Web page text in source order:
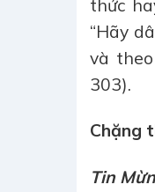
thức
“Hãy
và
303).
Chặng
Tin